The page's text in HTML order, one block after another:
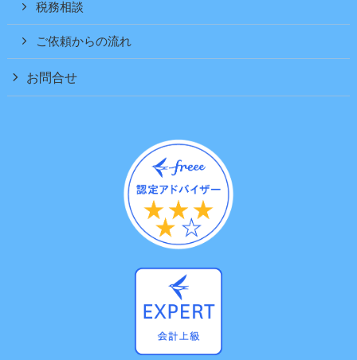
税務相談
ご依頼からの流れ
お問合せ